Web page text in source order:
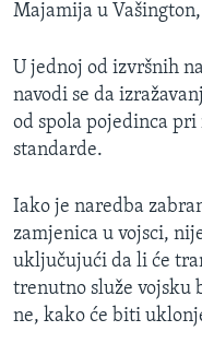
Majamija u Vašington,
U jednoj od izvršnih
navodi se da
od spola pojedinca
standarde.
Iako je naredba
zamjenica u vojsci,
uključujući da li će
trenutno služe vojsku
ne, kako će biti